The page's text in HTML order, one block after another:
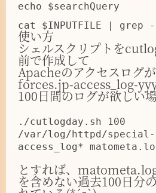
echo $searchQuery
使い方
シェルスクリプトを
前で作成して
Apacheのアクセスログ
forces.jp-access_log-
100日間のログが欲しい
./cutlogday.sh 100
/var/log/httpd/
access_log*
とすれば、
を含めない過去100日分